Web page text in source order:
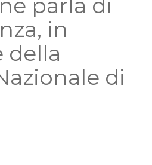
parla di
in
della
di